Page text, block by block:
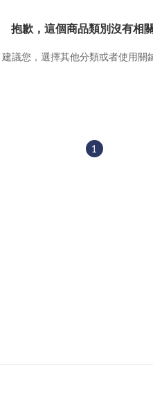
抱歉，這個商品類別沒有相
建議您，選擇其他分類或者使用關
1